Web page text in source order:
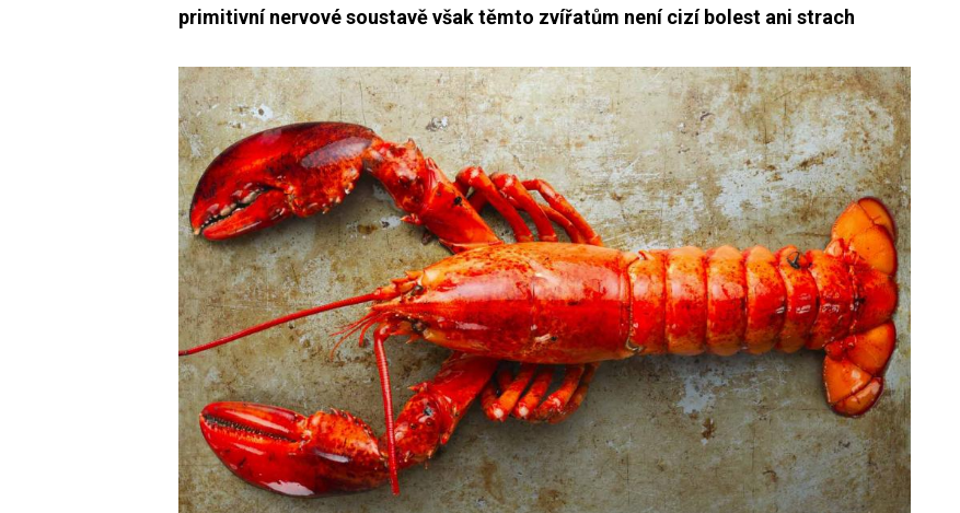
primitivní nervové soustavě však těmto zvířatům není cizí bolest ani strach